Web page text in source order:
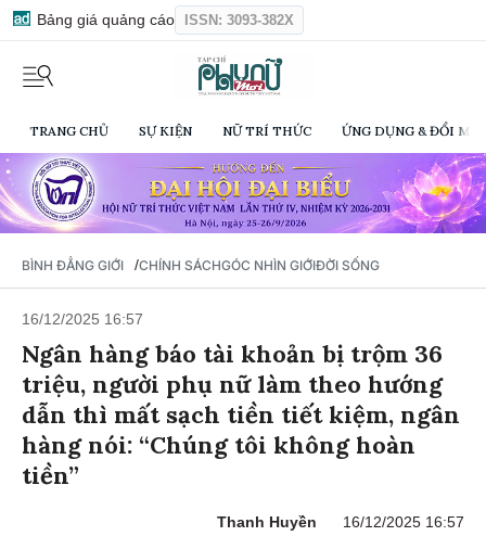
Bảng giá quảng cáo ISSN: 3093-382X
TRANG CHỦ SỰ KIỆN NỮ TRÍ THỨC ỨNG DỤNG & ĐỔI
BÌNH ĐẲNG GIỚI /CHÍNH SÁCHGÓC NHÌN GIỚIĐỜI SỐNG
16/12/2025 16:57
Ngân hàng báo tài khoản bị trộm 36
triệu, người phụ nữ làm theo hướng
dẫn thì mất sạch tiền tiết kiệm, ngân
hàng nói: “Chúng tôi không hoàn
tiền”
Thanh Huyền 16/12/2025 16:57